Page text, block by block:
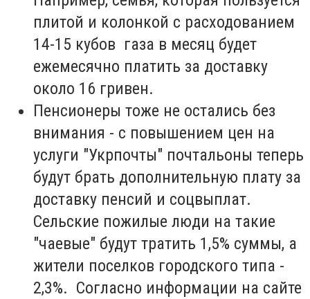
плитой и колонкой с расходованием
14-15 кубов газа в месяц будет
ежемесячно платить за доставку
около 16 гривен.
Пенсионеры тоже не остались без
внимания - с повышением цен на
услуги "Укрпочты" почтальоны теперь
будут брать дополнительную плату за
доставку пенсий и соцвыплат.
Сельские пожилые люди на такие
"чаевые" будут тратить 1,5% суммы, а
жители поселков городского типа -
2,3%. Согласно информации на сайте